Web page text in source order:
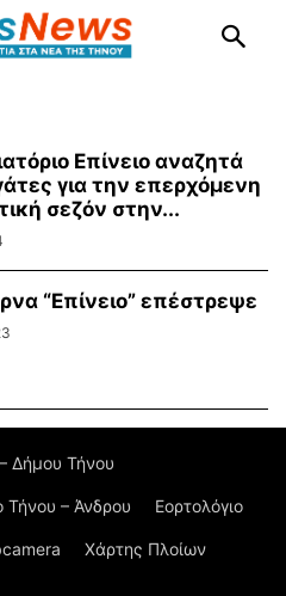
Επίνειο αναζητά
για την επερχόμενη
σεζόν στην...
“Επίνειο” επέστρεψε
Δήμου Τήνου
Τήνου – Άνδρου Εορτολόγιο
Χάρτης Πλοίων